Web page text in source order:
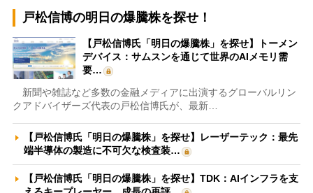
戸松信博の明日の爆騰株を探せ！
【戸松信博氏「明日の爆騰株」を探せ】トーメン
デバイス：サムスンを通じて世界のAIメモリ需
要…
新聞や雑誌など多数の金融メディアに出演するグローバルリン
クアドバイザーズ代表の戸松信博氏が、最新…
【戸松信博氏「明日の爆騰株」を探せ】レーザーテック：最先
端半導体の製造に不可欠な検査装…
【戸松信博氏「明日の爆騰株」を探せ】TDK：AIインフラを支